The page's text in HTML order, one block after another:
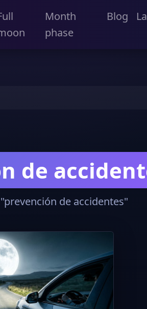
Month
phase
Blog
de
de accidentes"